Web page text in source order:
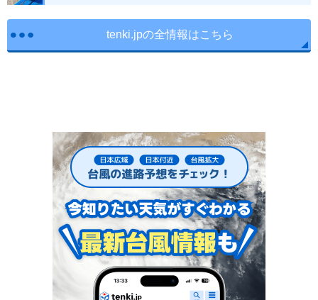
tenki.jpの全情報はこちら